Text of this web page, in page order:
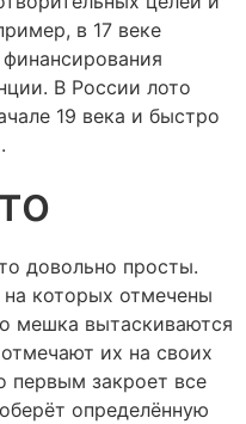
в 17 веке
В России лото
19 века и быстро
довольно просты.
которых отмечены
мешка вытаскиваются
их на своих
первым закроет все
определённую